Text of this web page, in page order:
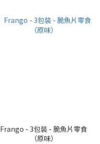
Frango - 3包裝 - 脆魚片零食
（原味）